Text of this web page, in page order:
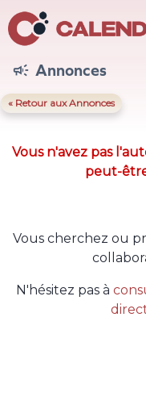
 Annonces
« Retour aux Annonces
Vous n'avez pas
peut-
Vous cherchez ou
N'hésitez pas à